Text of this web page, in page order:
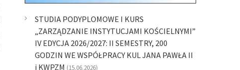
STUDIA PODYPLOMOWE I KURS
„ZARZĄDZANIE INSTYTUCJAMI KOŚCIELNYMI”
IV EDYCJA 2026/2027: II SEMESTRY, 200
GODZIN WE WSPÓŁPRACY KUL JANA PAWŁA II
i KWPZM (15.06.2026)